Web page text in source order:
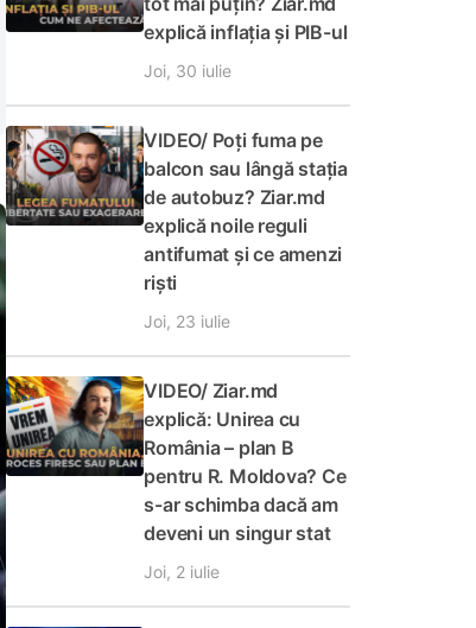
explică inflația și PIB-ul
Joi, 30 iulie
VIDEO/ Poți fuma pe
balcon sau lângă stația
de autobuz? Ziar.md
explică noile reguli
antifumat și ce amenzi
riști
Joi, 23 iulie
VIDEO/ Ziar.md
explică: Unirea cu
România – plan B
pentru R. Moldova? Ce
s-ar schimba dacă am
deveni un singur stat
Joi, 2 iulie